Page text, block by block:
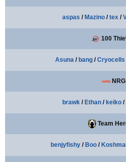
aspas / Mazino/tex/
100
Asuna / bang/Cryocells
NRG
brawk / Ethan / keiko /
Team
benjyfishy/ Boo/